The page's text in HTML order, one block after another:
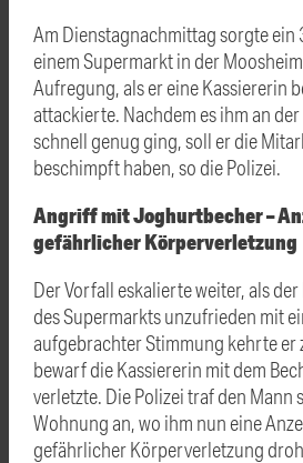
Am Dienstagnachmittag sorgte
einem Supermarkt in der
Aufregung, als er eine Kassiererin
attackierte. Nachdem es ihm an
schnell genug ging, soll er die
beschimpft haben, so die Polizei.
Angriff mit Joghurtbecher –
gefährlicher Körperverletzung
Der Vorfall eskalierte weiter, als
des Supermarkts unzufrieden mit
aufgebrachter Stimmung kehrte er
bewarf die Kassiererin mit dem
verletzte. Die Polizei traf den Mann
Wohnung an, wo ihm nun eine
gefährlicher Körperverletzung